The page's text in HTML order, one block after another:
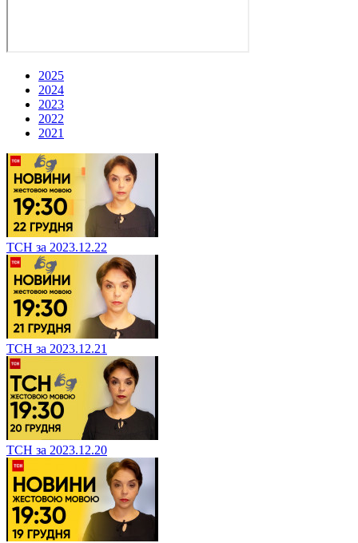
2025
2024
2023
2022
2021
ТСН за 2023.12.22
ТСН за 2023.12.21
ТСН за 2023.12.20